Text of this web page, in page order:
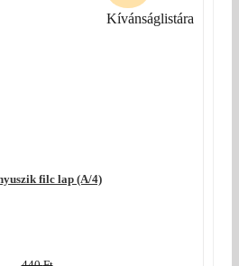
filc lap (A/4)
Kívánságlistára